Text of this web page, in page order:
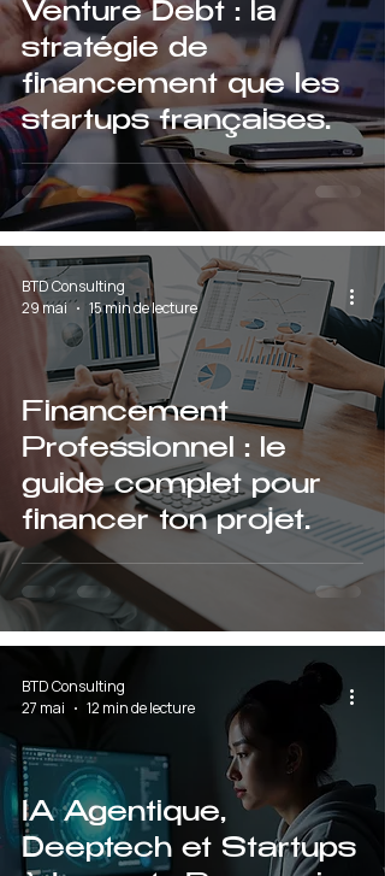
Venture Debt : la
stratégie de
financement que les
startups françaises
sous-estiment
encore en 2026
Financement
Professionnel : le
guide complet pour
financer ton projet
d'entreprise
BTD Consulting
29 mai
15 min de lecture
IA Agentique,
Deeptech et Startups
BTD Consulting
27 mai
12 min de lecture